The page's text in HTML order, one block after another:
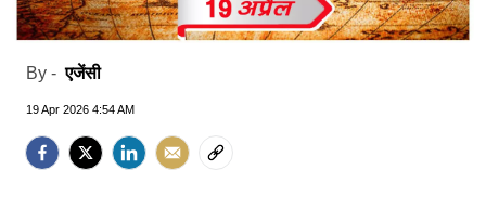
By -एजेंसी
19 Apr 2026 4:54 AM